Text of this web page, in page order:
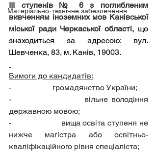
Матеріально-технічне забезпечення
ІІІ ступенів № 6 з поглибленим
вивченням іноземних мов Канівської
міської ради Черкаської області, що
знаходиться за адресою: вул.
Шевченка, 83, м. Канів, 19003.
Вимоги до кандидатів:
-                     громадянство України;
-                     вільне володіння
державною мовою;
-                     вища освіта ступеня не
нижче магістра або освітньо-
кваліфікаційного рівня спеціаліста;